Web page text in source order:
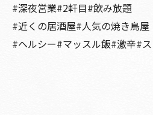
#深夜営業#2軒目#飲み放題
#近くの居酒屋#人気の焼き鳥屋
#ヘルシー#マッスル飯#激辛#